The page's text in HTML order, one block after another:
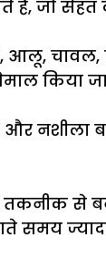
हैं, जो
चावल,
किया
और नशीला
तकनीक से